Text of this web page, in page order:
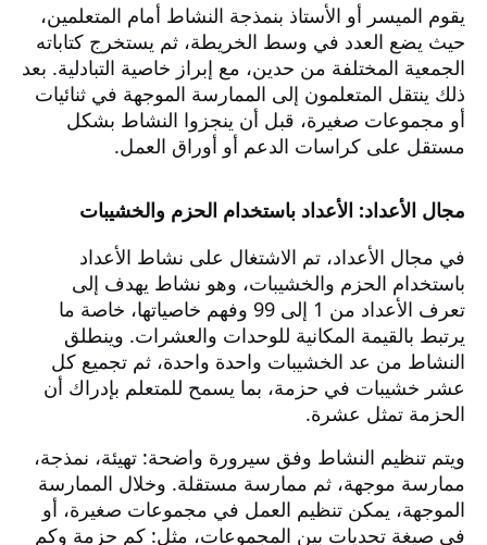
يقوم الميسر أو الأستاذ بنمذجة النشاط أمام المتعلمين،
حيث يضع العدد في وسط الخريطة، ثم يستخرج كتاباته
الجمعية المختلفة من حدين، مع إبراز خاصية التبادلية. بعد
ذلك ينتقل المتعلمون إلى الممارسة الموجهة في ثنائيات
أو مجموعات صغيرة، قبل أن ينجزوا النشاط بشكل
مستقل على كراسات الدعم أو أوراق العمل.
مجال الأعداد: الأعداد باستخدام الحزم والخشيبات
في مجال الأعداد، تم الاشتغال على نشاط الأعداد
باستخدام الحزم والخشيبات، وهو نشاط يهدف إلى
تعرف الأعداد من 1 إلى 99 وفهم خاصياتها، خاصة ما
يرتبط بالقيمة المكانية للوحدات والعشرات. وينطلق
النشاط من عد الخشيبات واحدة واحدة، ثم تجميع كل
عشر خشيبات في حزمة، بما يسمح للمتعلم بإدراك أن
الحزمة تمثل عشرة.
ويتم تنظيم النشاط وفق سيرورة واضحة: تهيئة، نمذجة،
ممارسة موجهة، ثم ممارسة مستقلة. وخلال الممارسة
الموجهة، يمكن تنظيم العمل في مجموعات صغيرة، أو
في صيغة تحديات بين المجموعات، مثل: كم حزمة وكم